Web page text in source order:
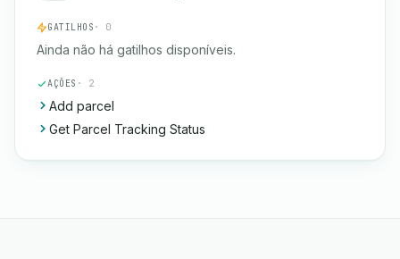
GATILHOS · 0
Ainda não há gatilhos disponíveis.
AÇÕES · 2
Add parcel
Get Parcel Tracking Status